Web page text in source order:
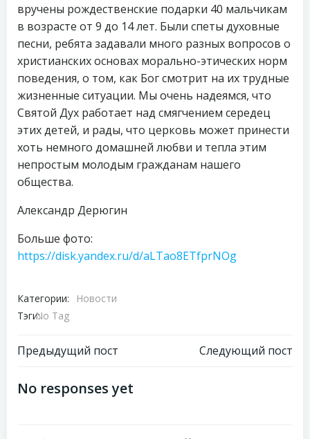
вручены рождественские подарки 40 мальчикам
в возрасте от 9 до 14 лет. Были спеты духовные
песни, ребята задавали много разных вопросов о
христианских основах морально-этических норм
поведения, о том, как Бог смотрит на их трудные
жизненные ситуации. Мы очень надеямся, что
Святой Дух работает над смягчением середец
этих детей, и рады, что церковь может принести
хоть немного домашней любви и тепла этим
непростым молодым гражданам нашего
общества.
Александр Дерюгин
Больше фото:
https://disk.yandex.ru/d/aLTao8ETfprNOg
Категории:
Новости
Тэги:No Tag
Навигация
по
Предыдущий пост
Навигация
Следующий пост
No responses yet